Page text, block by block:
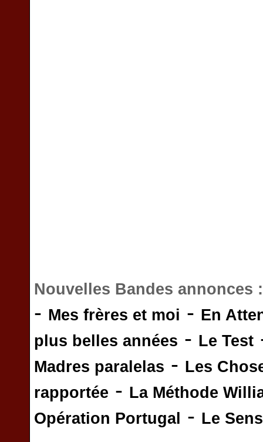
Nouvelles Bandes annonces
- Mes frères et moi - En
plus belles années - Le Test
Madres paralelas - Les
rapportée - La Méthode
Opération Portugal
- Le